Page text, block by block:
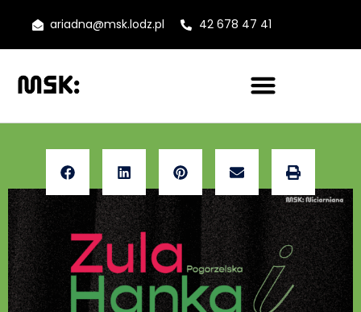
ariadna@msk.lodz.pl 42 678 47 41